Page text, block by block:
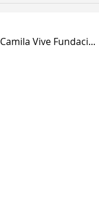
Camila Vive Fundaci...